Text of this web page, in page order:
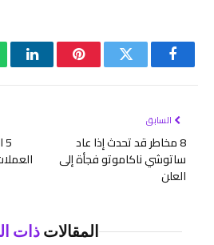
فيسبوكتويتر بينتيريست
السابق
8 مخاطر قد تحدث إذا عاد
ساتوشي ناكاموتو فجأة إلى
العلن
المقالاتذات